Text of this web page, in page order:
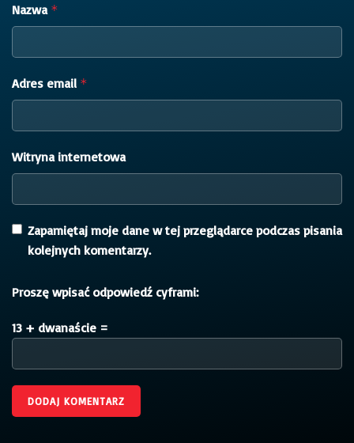
Nazwa *
Adres email *
Witryna internetowa
Zapamiętaj moje dane w tej przeglądarce podczas pisania
kolejnych komentarzy.
Proszę wpisać odpowiedź cyframi:
13 + dwanaście =